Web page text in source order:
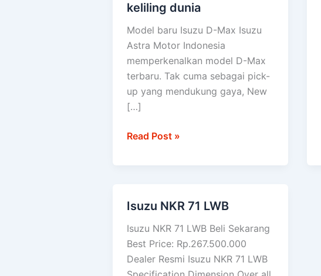
keliling dunia
Model baru Isuzu D-Max Isuzu
Astra Motor Indonesia
memperkenalkan model D-Max
terbaru. Tak cuma sebagai pick-
up yang mendukung gaya, New
[…]
Isuzu
setara
kali
keliling
dunia
Read Post »
Isuzu NKR 71 LWB
Isuzu NKR 71 LWB Beli Sekarang
Best Price: Rp.267.500.000
Dealer Resmi Isuzu NKR 71 LWB
Isuzu
71
LWB